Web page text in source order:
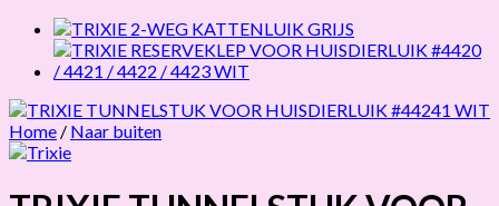
Home / Naar buiten